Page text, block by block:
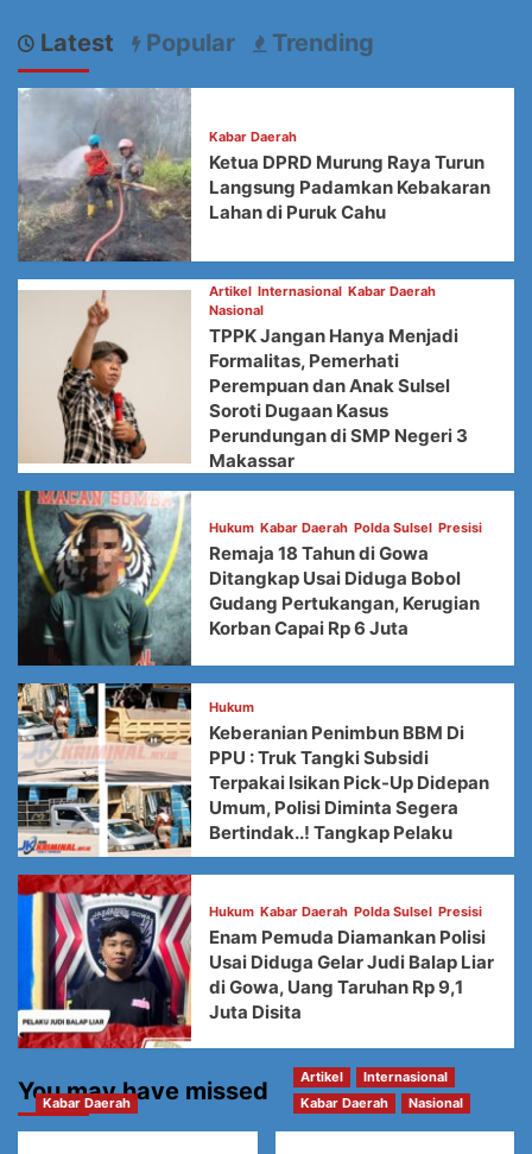
Latest Popular Trending
Kabar Daerah
Ketua DPRD Murung Raya Turun
Langsung Padamkan Kebakaran
Lahan di Puruk Cahu
Artikel Internasional Kabar Daerah
Nasional
TPPK Jangan Hanya Menjadi
Formalitas, Pemerhati
Perempuan dan Anak Sulsel
Soroti Dugaan Kasus
Perundungan di SMP Negeri 3
Makassar
Hukum Kabar Daerah Polda Sulsel Presisi
Remaja 18 Tahun di Gowa
Ditangkap Usai Diduga Bobol
Gudang Pertukangan, Kerugian
Korban Capai Rp 6 Juta
Hukum
Keberanian Penimbun BBM Di
PPU : Truk Tangki Subsidi
Terpakai Isikan Pick-Up Didepan
Umum, Polisi Diminta Segera
Bertindak..! Tangkap Pelaku
Hukum Kabar Daerah Polda Sulsel Presisi
Enam Pemuda Diamankan Polisi
Usai Diduga Gelar Judi Balap Liar
di Gowa, Uang Taruhan Rp 9,1
Juta Disita
You may have missed
Kabar Daerah
Artikel
Internasional
Kabar Daerah
Nasional